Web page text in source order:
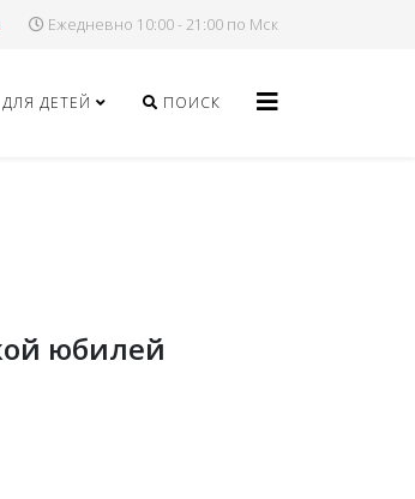
Ежедневно 10:00 - 21:00 по Мск
ДЛЯ ДЕТЕЙ ПОИСК
юбилей